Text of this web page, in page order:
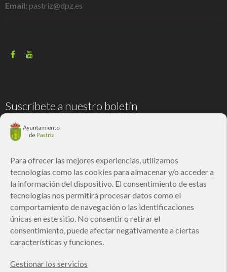
Para ofrecer las mejores experiencias, utilizamos
tecnologías como las cookies para almacenar y/o acceder a
la información del dispositivo. El consentimiento de estas
tecnologías nos permitirá procesar datos como el
comportamiento de navegación o las identificaciones
únicas en este sitio. No consentir o retirar el
consentimiento, puede afectar negativamente a ciertas
características y funciones.
Gestionar los servicios
Email: pastriz@dpz.es
Suscríbete a nuestro boletín
Correo electrónico
He leído y acepto laPolítica de privacidad
Responsable » Ayuntamiento de Pastriz.
Finalidad » enviarte nuestras publicaciones y noticias.
Legitimación » tu consentimiento.
Destinatarios » solo se realizan cesiones si existe una obligación legal.
limitación y suprimir los datos como se indica en la